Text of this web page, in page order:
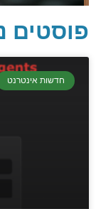
פוסטים
חדשות אינטרנט